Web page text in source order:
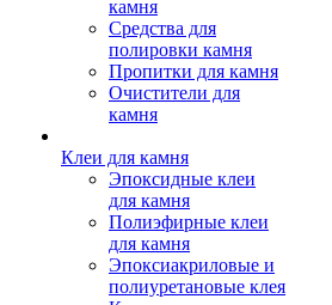
камня
Средства для
полировки камня
Пропитки для камня
Очистители для
камня
Клеи для камня
Эпоксидные клеи
для камня
Полиэфирные клеи
для камня
Эпоксиакриловые и
полиуретановые клея